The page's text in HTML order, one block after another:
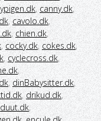
, canny.dk,
, cavolo.dk,
, chien.dk,
, cocky.dk, cokes.dk,
, cyclecross.dk,
,
, dinBabysitter.dk,
, drikud.dk,
duut.dk,